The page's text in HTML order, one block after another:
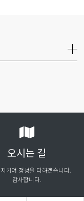
오시는 길
키며 정성을 다하겠습니다.
감사합니다.